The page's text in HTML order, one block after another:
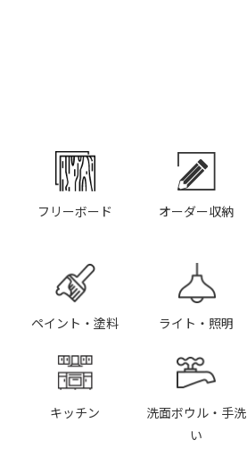
フリーボード オーダー収納
ペイント・塗料 ライト・照明
キッチン
洗面ボウル・手洗
い